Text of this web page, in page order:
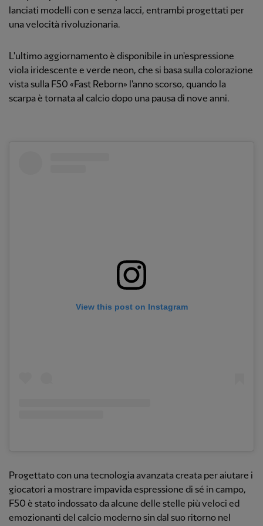
lanciati modelli con e senza lacci, entrambi progettati per
una velocità rivoluzionaria.
L'ultimo aggiornamento è disponibile in un'espressione
viola iridescente e verde neon, che si basa sulla colorazione
vista sulla F50 «Fast Reborn» l'anno scorso, quando la
scarpa è tornata al calcio dopo una pausa di nove anni.
View this post on Instagram
Progettato con una tecnologia avanzata creata per aiutare i
giocatori a mostrare impavida espressione di sé in campo,
F50 è stato indossato da alcune delle stelle più veloci ed
emozionanti del calcio moderno sin dal suo ritorno nel